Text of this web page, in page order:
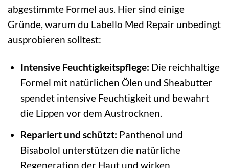
abgestimmte Formel aus. Hier sind einige
Gründe, warum du Labello Med Repair unbedingt
ausprobieren solltest:
Intensive Feuchtigkeitspflege: Die reichhaltige
Formel mit natürlichen Ölen und Sheabutter
spendet intensive Feuchtigkeit und bewahrt
die Lippen vor dem Austrocknen.
Repariert und schützt: Panthenol und
Bisabolol unterstützen die natürliche
Regeneration der Haut und wirken